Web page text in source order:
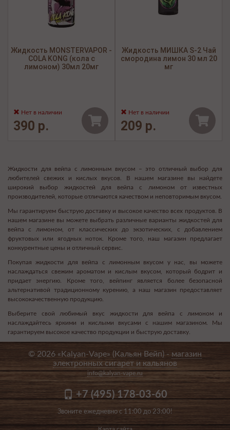
Жидкость MONSTERVAPOR -
COLA KONG (кола с
лимоном) 30мл 20мг
Нет в наличии
390 р.
Жидкость МИШКА S-2 Чай
смородина лимон 30 мл 20
мг
Нет в наличии
209 р.
Жидкости для вейпа с лимонным вкусом – это отличный выбор для
любителей свежих и кислых вкусов. В нашем магазине вы найдете
широкий выбор жидкостей для вейпа с лимоном от известных
производителей, которые отличаются качеством и неповторимым вкусом.
Мы гарантируем быструю доставку и высокое качество всех продуктов. В
нашем магазине вы можете выбрать различные варианты жидкостей для
вейпа с лимоном, от классических до экзотических, с добавлением
фруктовых или ягодных ноток. Кроме того, наш магазин предлагает
конкурентные цены и отличный сервис.
Покупая жидкости для вейпа с лимонным вкусом у нас, вы можете
наслаждаться свежим ароматом и кислым вкусом, который бодрит и
придает энергию. Кроме того, вейпинг является более безопасной
альтернативой традиционному курению, а наш магазин предоставляет
высококачественную продукцию.
Выберите свой любимый вкус жидкости для вейпа с лимоном и
наслаждайтесь яркими и кислыми вкусами с нашим магазином. Мы
гарантируем высокое качество продукции и быструю доставку.
© 2026 «Kalyan-Vape» (Кальян Вейп) - магазин
электронных сигарет и кальянов
info@kalyan-vape.ru
+7 (495) 178-03-60
Звоните ежедневно с 11:00 до 23:00!